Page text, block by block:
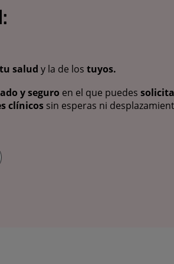
tu salud y la de los tuyos.
y seguro en el que puedes
clínicos sin esperas ni